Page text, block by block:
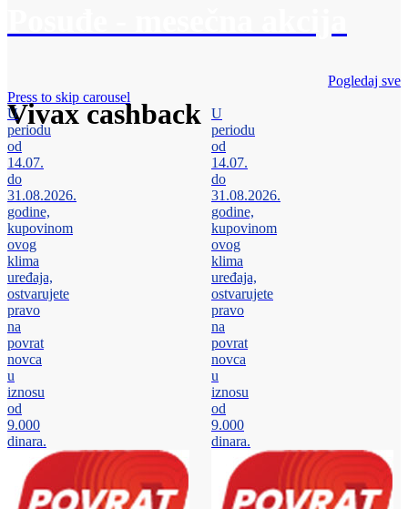
Vivax cashback
Pogledaj sve
Press to skip carousel
U
periodu
od
14.07.
do
31.08.2026.
godine,
kupovinom
ovog
klima
uređaja,
ostvarujete
pravo
na
povrat
novca
u
iznosu
od
9.000
dinara.
U
periodu
od
14.07.
do
31.08.2026.
godine,
kupovinom
ovog
klima
uređaja,
ostvarujete
pravo
na
povrat
novca
u
iznosu
od
9.000
dinara.